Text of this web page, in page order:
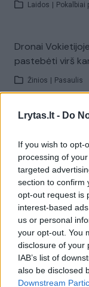
Lrytas.lt - Do
If you wish to opt-
processing of
targeted
section to confirm
opt-out request is
interest-based
us or personal
your opt-out. You
disclosure of your
IAB’s list of
also be disclosed
Downstream
Laidos Pokalbiai
Dronai
pastebėti virš
Žinios Pasaulis
Vaizdai iš
vaiko gyvybių
Žinios Lietuvos